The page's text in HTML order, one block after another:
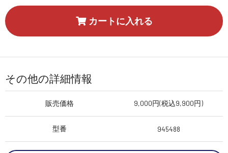
カートに入れる
その他の詳細情報
販売価格 9,000円(税込9,900円)
型番 945488